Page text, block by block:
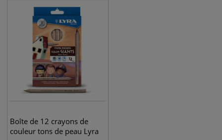
Boîte de 12 crayons de
couleur tons de peau Lyra